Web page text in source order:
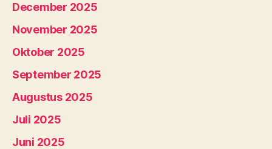
December 2025
November 2025
Oktober 2025
September 2025
Augustus 2025
Juli 2025
Juni 2025